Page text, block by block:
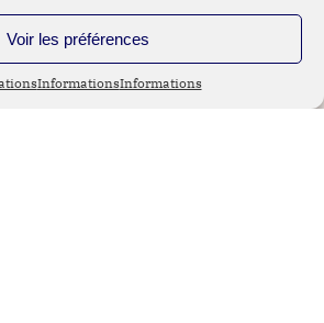
Voir les préférences
InformationsInformations
TURNER (Londres – UK)